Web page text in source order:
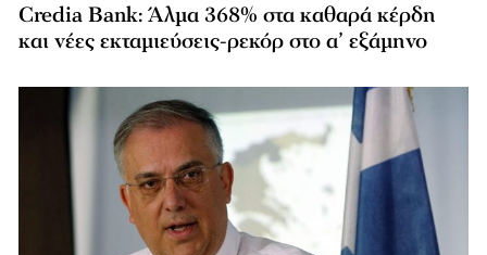
Credia Bank: Άλμα 368% στα καθαρά κέρδη
και νέες εκταμιεύσεις-ρεκόρ στο α’ εξάμηνο